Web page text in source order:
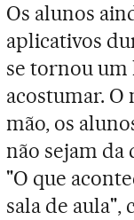
Os alunos
aplicativos
se tornou um
acostumar.
mão, os
não sejam da
"O que
sala de aula",